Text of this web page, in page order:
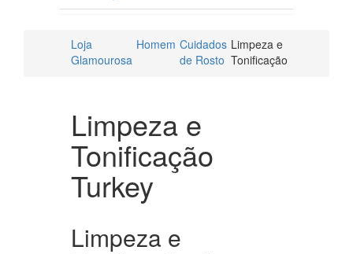
Loja
Glamourosa
Homem Cuidados
de Rosto
Limpeza e
Tonificação
Limpeza e
Tonificação
Turkey
Limpeza e